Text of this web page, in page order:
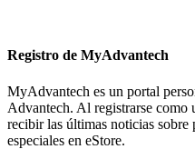
Registro de MyAdvantech
MyAdvantech es un portal
Advantech. Al registrarse como
recibir las últimas noticias
especiales en eStore.